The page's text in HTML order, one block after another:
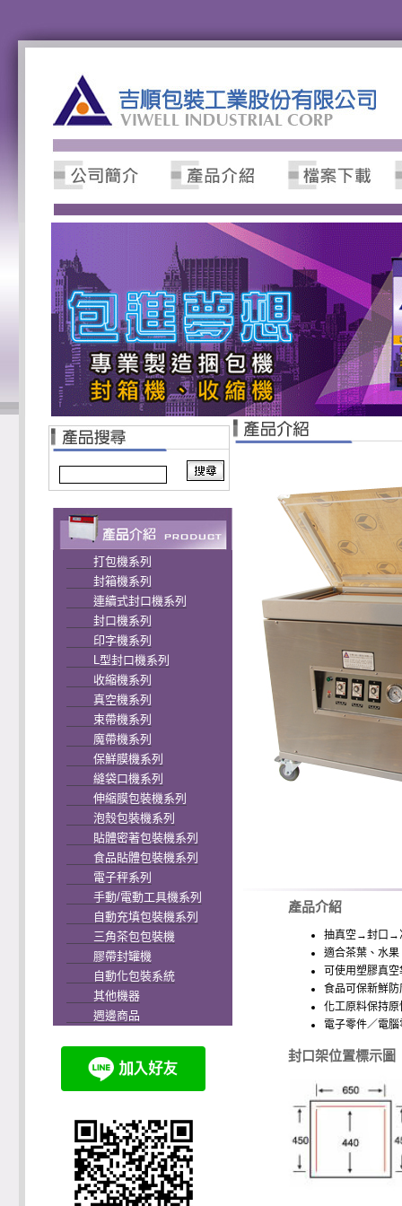
打包機系列
封箱機系列
連續式封口機系列
封口機系列
印字機系列
L型封口機系列
收縮機系列
真空機系列
束帶機系列
魔帶機系列
保鮮膜機系列
縫袋口機系列
伸縮膜包裝機系列
泡殼包裝機系列
貼體密著包裝機系列
食品貼體包裝機系列
電子秤系列
手動/電動工具機系列
自動充填包裝機系列
三角茶包包裝機
膠帶封罐機
自動化包裝系統
其他機器
週邊商品
產品介紹
抽真空→封口→
適合茶葉、水
可使用塑膠真
食品可保新鮮防
化工原料保持原
電子零件／電
封口架位置標示圖